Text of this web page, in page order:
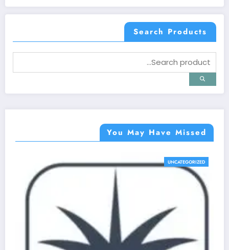
Search Products
You May Have Missed
UNCATEGORIZED